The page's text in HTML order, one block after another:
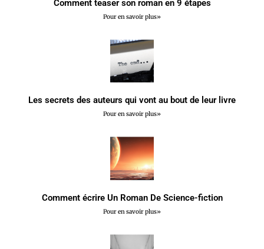
Comment teaser son roman en 9 étapes
Pour en savoir plus»
Les secrets des auteurs qui vont au bout de leur livre
Pour en savoir plus»
Comment écrire Un Roman De Science-fiction
Pour en savoir plus»